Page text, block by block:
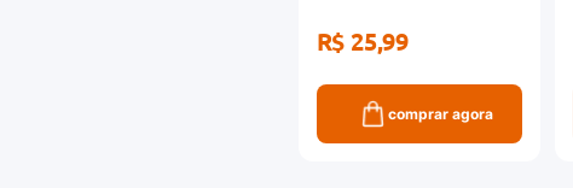
R$ 25,99
comprar agora